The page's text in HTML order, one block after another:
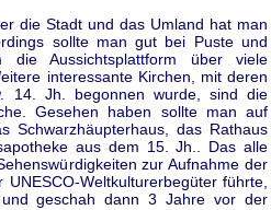
die Stadt und das Umland hat man
sollte man gut bei Puste und
die Aussichtsplattform über viele
interessante Kirchen, mit deren
14. Jh. begonnen wurde, sind die
Gesehen haben sollte man auf
Schwarzhäupterhaus, das Rathaus
aus dem 15. Jh.. Das alle
zur Aufnahme der
Weltkulturerbegüter führte,
geschah dann 3 Jahre vor der